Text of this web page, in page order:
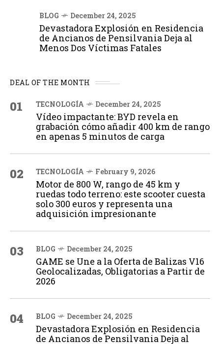
BLOG December 24, 2025
Devastadora Explosión en Residencia
de Ancianos de Pensilvania Deja al
Menos Dos Víctimas Fatales
DEAL OF THE MONTH
01 TECNOLOGÍA December 24, 2025
Vídeo impactante: BYD revela en
grabación cómo añadir 400 km de rango
en apenas 5 minutos de carga
02 TECNOLOGÍA February 9, 2026
Motor de 800 W, rango de 45 km y
ruedas todo terreno: este scooter cuesta
solo 300 euros y representa una
adquisición impresionante
03 BLOG December 24, 2025
GAME se Une a la Oferta de Balizas V16
Geolocalizadas, Obligatorias a Partir de
2026
04 BLOG December 24, 2025
Devastadora Explosión en Residencia
de Ancianos de Pensilvania Deja al